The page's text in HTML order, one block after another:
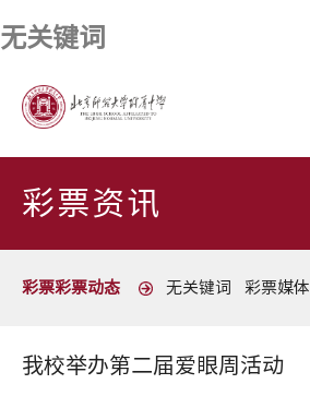
无关键词
彩票资讯
彩票彩票动态 无关键词 彩票媒体
我校举办第二届爱眼周活动